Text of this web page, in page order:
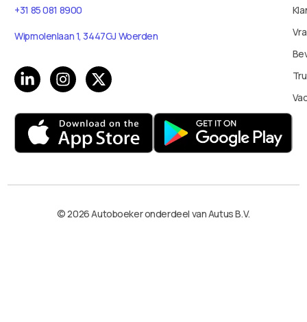
+31 85 081 8900
Wipmolenlaan 1, 3447GJ Woerden
© 2026 Autoboeker onderdeel van Autus B.V.